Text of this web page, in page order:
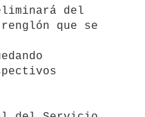
que se